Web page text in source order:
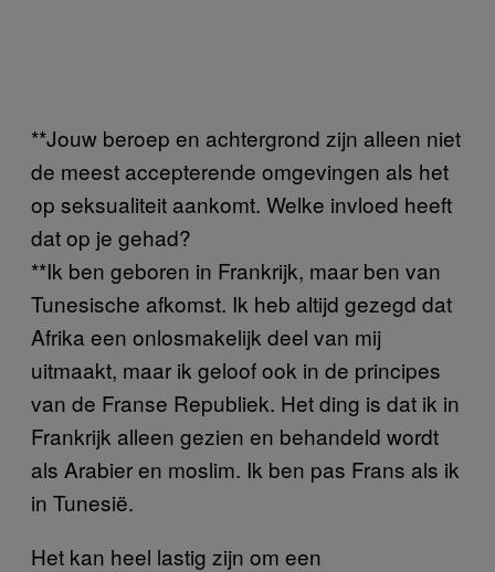
**Jouw beroep en achtergrond zijn alleen niet
de meest accepterende omgevingen als het
op seksualiteit aankomt. Welke invloed heeft
dat op je gehad?
**Ik ben geboren in Frankrijk, maar ben van
Tunesische afkomst. Ik heb altijd gezegd dat
Afrika een onlosmakelijk deel van mij
uitmaakt, maar ik geloof ook in de principes
van de Franse Republiek. Het ding is dat ik in
Frankrijk alleen gezien en behandeld wordt
als Arabier en moslim. Ik ben pas Frans als ik
in Tunesië.
Het kan heel lastig zijn om een